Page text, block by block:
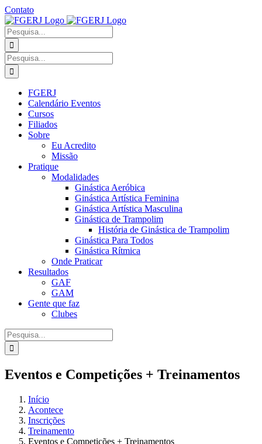
Ir
para
o
conteúdo
Contato
Facebook
Instagram
YouTube
Facebook
Grupo
Procurar
por:
Procurar
por:
FGERJ
Calendário Eventos
Cursos
Filiados
Sobre
Eu Acredito
Missão
Pratique
Modalidades
Ginástica Aeróbica
Ginástica Artística Feminina
Ginástica Artística Masculina
Ginástica de Trampolim
História de Ginástica de Trampolim
Ginástica Para Todos
Ginástica Rítmica
Onde Praticar
Resultados
GAF
GAM
Gente que faz
Clubes
Procurar
por:
Eventos e Competições + Treinamentos
Início
Acontece
Inscrições
Treinamento
Eventos e Competições + Treinamentos